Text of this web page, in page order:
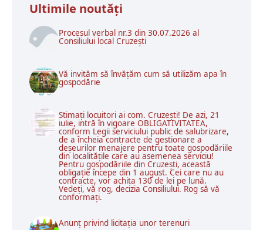
Ultimile noutăţi
Procesul verbal nr.3 din 30.07.2026 al
Consiliului local Cruzești
Vă invităm să învățăm cum să utilizăm apa în
gospodărie
Stimați locuitori ai com. Cruzești! De azi, 21
iulie, intră în vigoare OBLIGATIVITATEA,
conform Legii serviciului public de salubrizare,
de a încheia contracte de gestionare a
deșeurilor menajere pentru toate gospodăriile
din localitățile care au asemenea serviciu!
Pentru gospodăriile din Cruzești, această
obligație începe din 1 august. Cei care nu au
contracte, vor achita 130 de lei pe lună.
Vedeți, vă rog, decizia Consiliului. Rog să vă
conformați.
Anunț privind licitația unor terenuri